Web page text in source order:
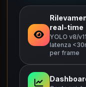
real-time
YOLO v8/
latenza
per frame